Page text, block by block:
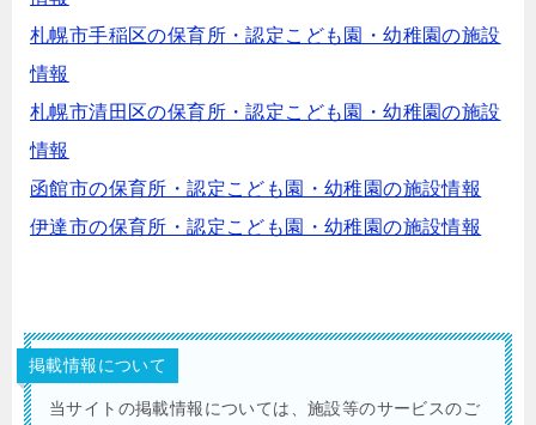
札幌市手稲区の保育所・認定こども園・幼稚園の施設
情報
札幌市清田区の保育所・認定こども園・幼稚園の施設
情報
函館市の保育所・認定こども園・幼稚園の施設情報
伊達市の保育所・認定こども園・幼稚園の施設情報
掲載情報について
当サイトの掲載情報については、施設等のサービスのご